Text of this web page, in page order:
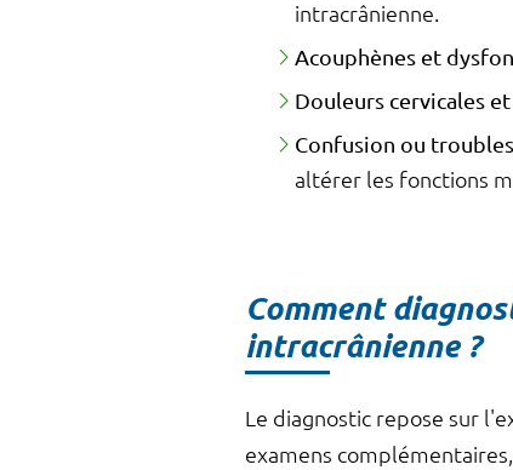
intracrânienne.
Acouphènes et
Douleurs cervicales
Confusion ou
altérer les fonctions
Comment
intracrânienne ?
Le diagnostic repose sur
examens